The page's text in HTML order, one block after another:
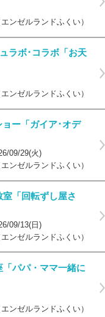
ンゼルランドふくい）
ラボ･コラボ「お天
ンゼルランドふくい）
ョー「ガイア･オデ
09/29(火)
ンゼルランドふくい）
室「回転ずし屋さ
09/13(日)
ンゼルランドふくい）
「パパ・ママ一緒に
ンゼルランドふくい）